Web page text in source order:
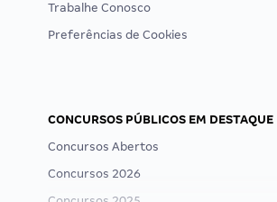
Trabalhe Conosco
Preferências de Cookies
CONCURSOS PÚBLICOS EM DESTAQUE
Concursos Abertos
Concursos 2026